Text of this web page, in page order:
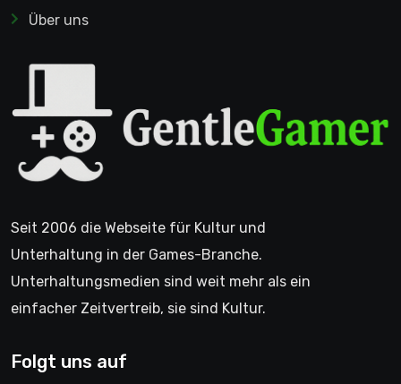
Über uns
Seit 2006 die Webseite für Kultur und
Unterhaltung in der Games-Branche.
Unterhaltungsmedien sind weit mehr als ein
einfacher Zeitvertreib, sie sind Kultur.
Folgt uns auf